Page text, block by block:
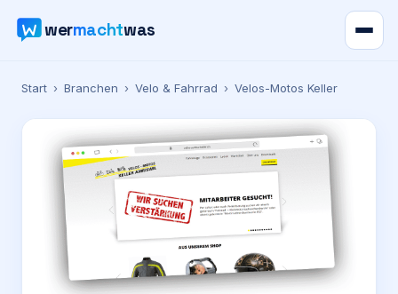
wermachtwas
Verzeichnis
Ratgeber
Werbung
Start › Branchen › Velo & Fahrrad › Velos-Motos Keller